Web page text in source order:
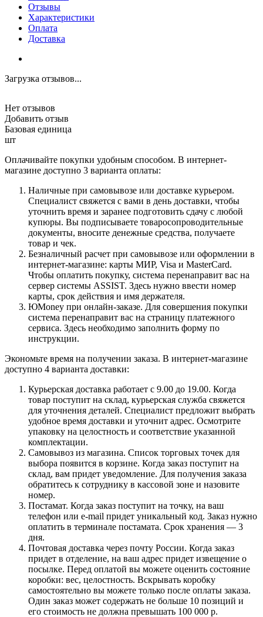
Отзывы
Характеристики
Оплата
Доставка
Загрузка отзывов...
Нет отзывов
Добавить отзыв
Базовая единица
шт
Оплачивайте покупки удобным способом. В интернет-
магазине доступно 3 варианта оплаты:
Наличные при самовывозе или доставке курьером.
Специалист свяжется с вами в день доставки, чтобы
уточнить время и заранее подготовить сдачу с любой
купюры. Вы подписываете товаросопроводительные
документы, вносите денежные средства, получаете
товар и чек.
Безналичный расчет при самовывозе или оформлении в
интернет-магазине: карты МИР, Visa и MasterCard.
Чтобы оплатить покупку, система перенаправит вас на
сервер системы ASSIST. Здесь нужно ввести номер
карты, срок действия и имя держателя.
ЮMoney при онлайн-заказе. Для совершения покупки
система перенаправит вас на страницу платежного
сервиса. Здесь необходимо заполнить форму по
инструкции.
Экономьте время на получении заказа. В интернет-магазине
доступно 4 варианта доставки:
Курьерская доставка работает с 9.00 до 19.00. Когда
товар поступит на склад, курьерская служба свяжется
для уточнения деталей. Специалист предложит выбрать
удобное время доставки и уточнит адрес. Осмотрите
упаковку на целостность и соответствие указанной
комплектации.
Самовывоз из магазина. Список торговых точек для
выбора появится в корзине. Когда заказ поступит на
склад, вам придет уведомление. Для получения заказа
обратитесь к сотруднику в кассовой зоне и назовите
номер.
Постамат. Когда заказ поступит на точку, на ваш
телефон или e-mail придет уникальный код. Заказ нужно
оплатить в терминале постамата. Срок хранения — 3
дня.
Почтовая доставка через почту России. Когда заказ
придет в отделение, на ваш адрес придет извещение о
посылке. Перед оплатой вы можете оценить состояние
коробки: вес, целостность. Вскрывать коробку
самостоятельно вы можете только после оплаты заказа.
Один заказ может содержать не больше 10 позиций и
его стоимость не должна превышать 100 000 р.